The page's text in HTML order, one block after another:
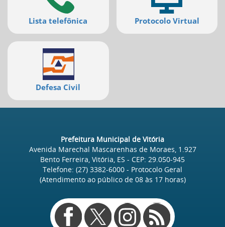
Lista telefônica Protocolo Virtual
Defesa Civil
Prefeitura Municipal de Vitória
Avenida Marechal Mascarenhas de Moraes, 1.927
Bento Ferreira, Vitória, ES - CEP: 29.050-945
Telefone: (27) 3382-6000 - Protocolo Geral
(Atendimento ao público de 08às 17horas)